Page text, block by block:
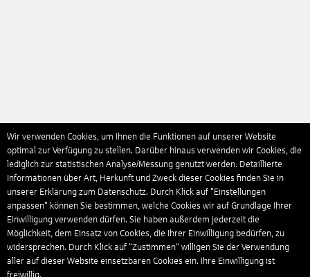
Wir verwenden Cookies, um Ihnen die Funktionen auf unserer Website
optimal zur Verfügung zu stellen. Darüber hinaus verwenden wir Cookies, die
lediglich zur statistischen Analyse/Messung genutzt werden. Detaillierte
Informationen über Art, Herkunft und Zweck dieser Cookies finden Sie in
unserer Erklärung zum Datenschutz. Durch Klick auf "Einstellungen
anpassen" können Sie bestimmen, welche Cookies wir auf Grundlage Ihrer
Einwilligung verwenden dürfen. Sie haben außerdem jederzeit die
Möglichkeit, dem Einsatz von Cookies, die Ihrer Einwilligung bedürfen, zu
widersprechen. Durch Klick auf “Zustimmen“ willigen Sie der Verwendung
aller auf dieser Website einsetzbaren Cookies ein. Ihre Einwilligung ist
freiwillig.